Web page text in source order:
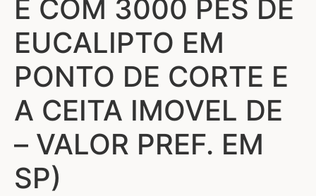
E COM 3000 PÉS DE
EUCALIPTO EM
PONTO DE CORTE E
A CEITA IMOVEL DE
– VALOR PREF. EM
SP)